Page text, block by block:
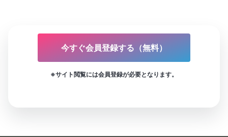
今すぐ会員登録する（無料）
※サイト閲覧には会員登録が必要となります。